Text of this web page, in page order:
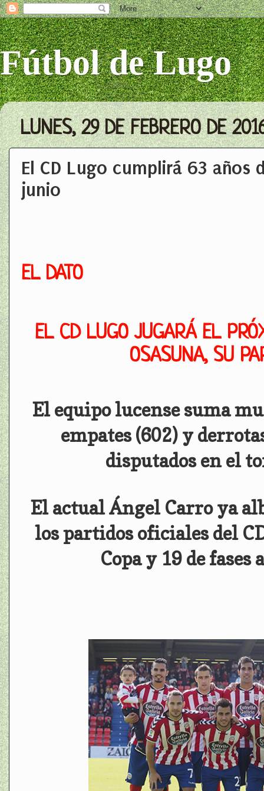
Fútbol de Lugo
LUNES, 29 DE FEBRERO DE
El CD Lugo cumplirá 63 años
junio
EL DATO
EL CD LUGO JUGARÁ EL
OSASUNA, SU
El equipo lucense suma
empates (602) y
disputados en el
El actual Ángel Carro ya
los partidos oficiales del
Copa y 19 de